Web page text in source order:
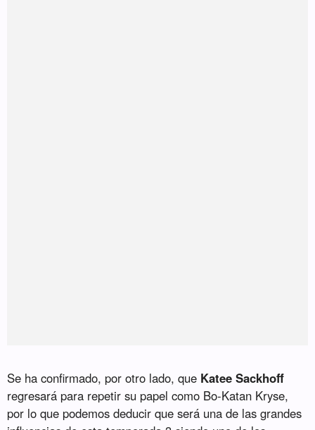
Se ha confirmado, por otro lado, que Katee Sackhoff
regresará para repetir su papel como Bo-Katan Kryse,
por lo que podemos deducir que será una de las grandes